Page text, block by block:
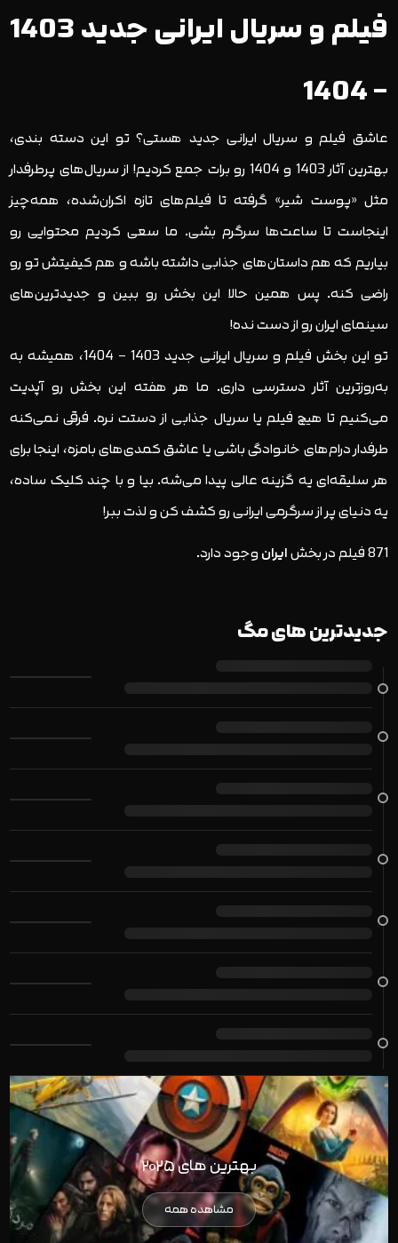
فیلم و سریال ایرانی جدید 1403
– 1404
عاشق فیلم و سریال ایرانی جدید هستی؟ تو این دسته بندی،
بهترین آثار 1403 و 1404 رو برات جمع کردیم! از سریال‌های پرطرفدار
مثل «پوست شیر» گرفته تا فیلم‌های تازه اکران‌شده، همه‌چیز
اینجاست تا ساعت‌ها سرگرم بشی. ما سعی کردیم محتوایی رو
بیاریم که هم داستان‌های جذابی داشته باشه و هم کیفیتش تو رو
راضی کنه. پس همین حالا این بخش رو ببین و جدیدترین‌های
سینمای ایران رو از دست نده!
تو این بخش فیلم و سریال ایرانی جدید 1403 – 1404، همیشه به
به‌روزترین آثار دسترسی داری. ما هر هفته این بخش رو آپدیت
می‌کنیم تا هیچ فیلم یا سریال جذابی از دستت نره. فرقی نمی‌کنه
طرفدار درام‌های خانوادگی باشی یا عاشق کمدی‌های بامزه، اینجا برای
هر سلیقه‌ای یه گزینه عالی پیدا می‌شه. بیا و با چند کلیک ساده،
یه دنیای پر از سرگرمی ایرانی رو کشف کن و لذت ببر!
871 فیلم در بخش
ایرانوجود دارد.
جدیدترین های مگ
بهترین های ۲۰۲۵
مشاهده همه